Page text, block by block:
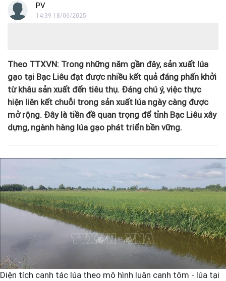
PV
14:39 18/06/2025
Theo TTXVN: Trong những năm gần đây, sản xuất lúa
gạo tại Bạc Liêu đạt được nhiều kết quả đáng phấn khởi
từ khâu sản xuất đến tiêu thụ. Đáng chú ý, việc thực
hiện liên kết chuỗi trong sản xuất lúa ngày càng được
mở rộng. Đây là tiền đề quan trọng để tỉnh Bạc Liêu xây
dựng, ngành hàng lúa gạo phát triển bền vững.
Diện tích canh tác lúa theo mô hình luân canh tôm - lúa tại